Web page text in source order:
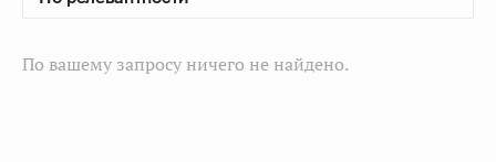
По вашему запросу ничего не найдено.